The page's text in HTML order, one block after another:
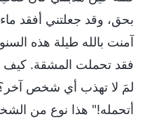
بحق، وقد جعلتني أفقد
آمنت بالله طيلة هذه
فقد تحملت المشقة. كيف
لمَ لا تهذب أي شخص آخر؟
أتحمله!" هذا نوع من